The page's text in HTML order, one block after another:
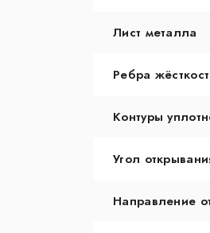
Лист металла
Ребра
Контуры
Угол
Направление